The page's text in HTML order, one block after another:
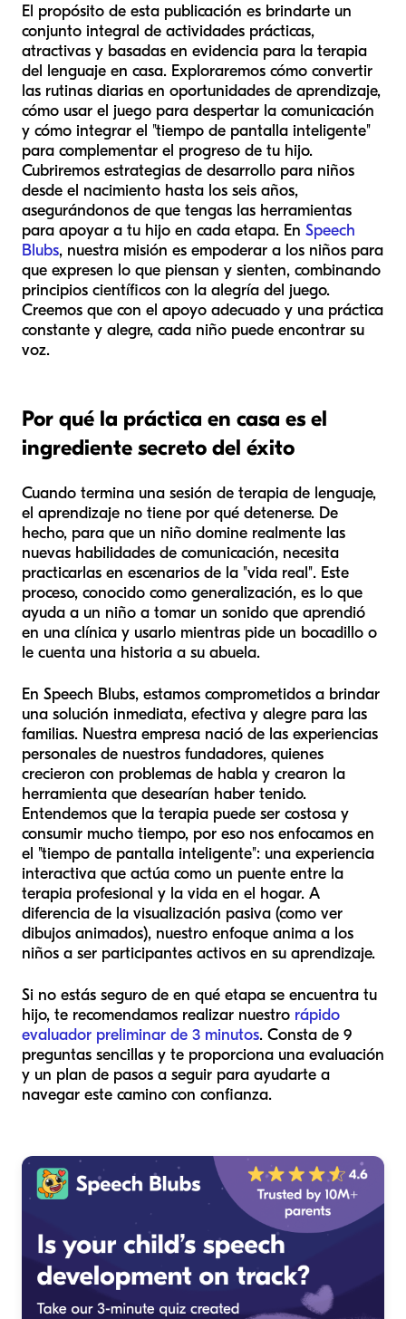
El propósito de esta publicación es brindarte un
conjunto integral de actividades prácticas,
atractivas y basadas en evidencia para la terapia
del lenguaje en casa. Exploraremos cómo convertir
las rutinas diarias en oportunidades de aprendizaje,
cómo usar el juego para despertar la comunicación
y cómo integrar el "tiempo de pantalla inteligente"
para complementar el progreso de tu hijo.
Cubriremos estrategias de desarrollo para niños
desde el nacimiento hasta los seis años,
asegurándonos de que tengas las herramientas
para apoyar a tu hijo en cada etapa. En Speech
Blubs, nuestra misión es empoderar a los niños para
que expresen lo que piensan y sienten, combinando
principios científicos con la alegría del juego.
Creemos que con el apoyo adecuado y una práctica
constante y alegre, cada niño puede encontrar su
voz.
Por qué la práctica en casa es el
ingrediente secreto del éxito
Cuando termina una sesión de terapia de lenguaje,
el aprendizaje no tiene por qué detenerse. De
hecho, para que un niño domine realmente las
nuevas habilidades de comunicación, necesita
practicarlas en escenarios de la "vida real". Este
proceso, conocido como generalización, es lo que
ayuda a un niño a tomar un sonido que aprendió
en una clínica y usarlo mientras pide un bocadillo o
le cuenta una historia a su abuela.
En Speech Blubs, estamos comprometidos a brindar
una solución inmediata, efectiva y alegre para las
familias. Nuestra empresa nació de las experiencias
personales de nuestros fundadores, quienes
crecieron con problemas de habla y crearon la
herramienta que desearían haber tenido.
Entendemos que la terapia puede ser costosa y
consumir mucho tiempo, por eso nos enfocamos en
el "tiempo de pantalla inteligente": una experiencia
interactiva que actúa como un puente entre la
terapia profesional y la vida en el hogar. A
diferencia de la visualización pasiva (como ver
dibujos animados), nuestro enfoque anima a los
niños a ser participantes activos en su aprendizaje.
Si no estás seguro de en qué etapa se encuentra tu
hijo, te recomendamos realizar nuestro rápido
evaluador preliminar de 3 minutos. Consta de 9
preguntas sencillas y te proporciona una evaluación
y un plan de pasos a seguir para ayudarte a
navegar este camino con confianza.